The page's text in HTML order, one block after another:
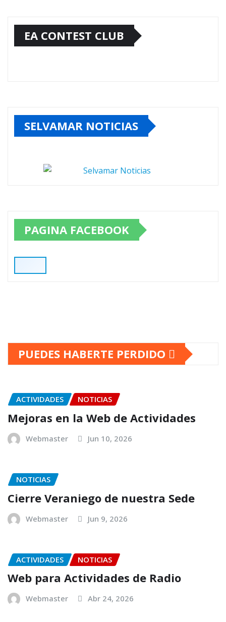
EA CONTEST CLUB
SELVAMAR NOTICIAS
PAGINA FACEBOOK
PUEDES HABERTE PERDIDO
ACTIVIDADES NOTICIAS
Mejoras en la Web de Actividades
Webmaster Jun 10, 2026
NOTICIAS
Cierre Veraniego de nuestra Sede
Webmaster Jun 9, 2026
ACTIVIDADES NOTICIAS
Web para Actividades de Radio
Webmaster Abr 24, 2026